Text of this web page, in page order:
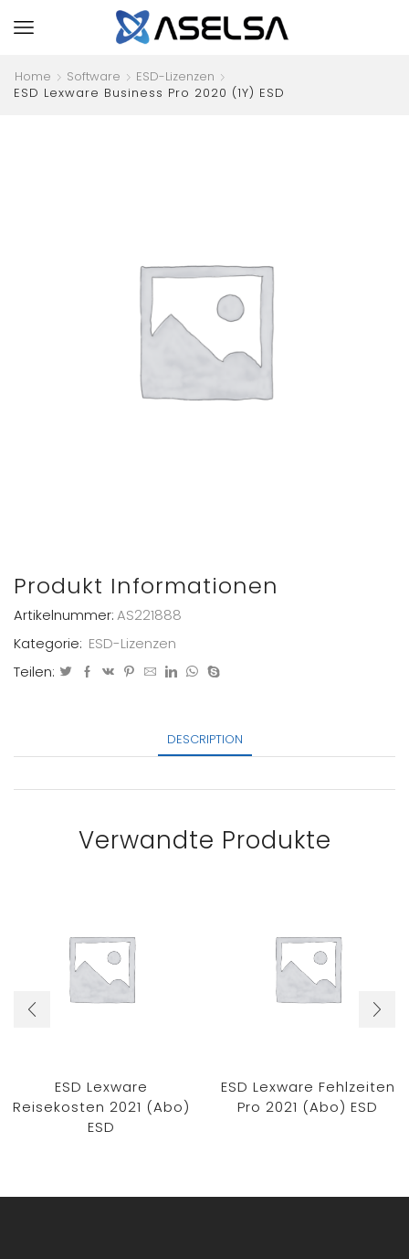
Home Software
ESD-Lizenzen
ESD Lexware Business Pro 2020 (1Y) ESD
Produkt Informationen
Artikelnummer:AS221888
Kategorie: ESD-Lizenzen
Teilen:
DESCRIPTION
Verwandte Produkte
ESD Lexware
Reisekosten 2021 (Abo)
ESD
ESD Lexware Fehlzeiten
Pro 2021 (Abo) ESD